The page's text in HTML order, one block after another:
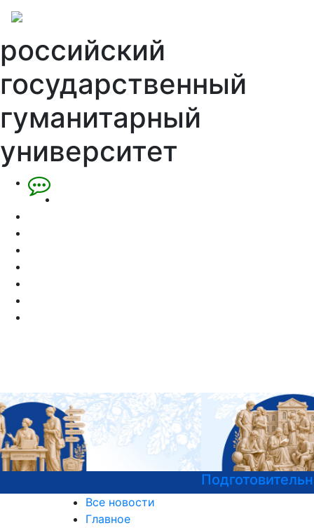
российский
государственный
гуманитарный
университет
Подготовительные курсы к ЕГЭ
Все новости
Главное